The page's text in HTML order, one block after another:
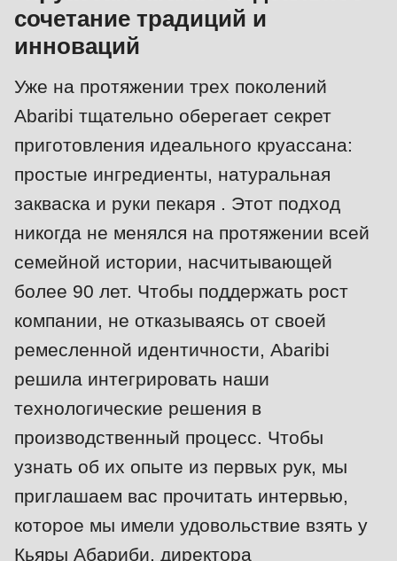
United States · RU
Events
is
deprecated
Drupal\rondo_contact\ContactService-
>Drupal\rondo_contact\
592
of
modules/custom/rondo_contact/src/ContactService.php
mb_substr():
Passing
null
to
parameter
of
сочетание традиций и
инноваций
Уже на протяжении трех поколений
Abaribi тщательно оберегает секрет
приготовления идеального круассана:
простые ингредиенты, натуральная
закваска и руки пекаря . Этот подход
никогда не менялся на протяжении всей
семейной истории, насчитывающей
более 90 лет. Чтобы поддержать рост
компании, не отказываясь от своей
ремесленной идентичности, Abaribi
решила интегрировать наши
технологические решения в
производственный процесс. Чтобы
узнать об их опыте из первых рук, мы
приглашаем вас прочитать интервью,
которое мы имели удовольствие взять у
Кьяры Абариби, директора